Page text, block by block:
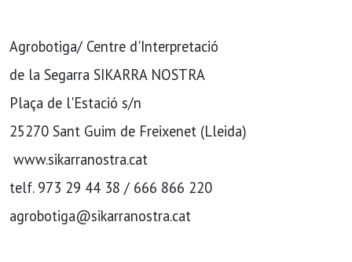
Agrobotiga/ Centre d'Interpretació
de la Segarra SIKARRA NOSTRA
Plaça de l'Estació s/n
25270 Sant Guim de Freixenet (Lleida)
www.sikarranostra.cat
telf. 973 29 44 38 / 666 866 220
agrobotiga@sikarranostra.cat